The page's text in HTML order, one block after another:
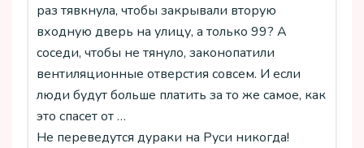
раз тявкнула, чтобы закрывали вторую
входную дверь на улицу, а только 99? А
соседи, чтобы не тянуло, законопатили
вентиляционные отверстия совсем. И если
люди будут больше платить за то же самое, как
это спасет от …
Не переведутся дураки на Руси никогда!